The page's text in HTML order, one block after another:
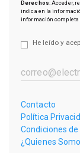
Derechos: Acceder,
indica en la
información completa
He leído y
Contacto
Política
Condiciones
¿Quienes